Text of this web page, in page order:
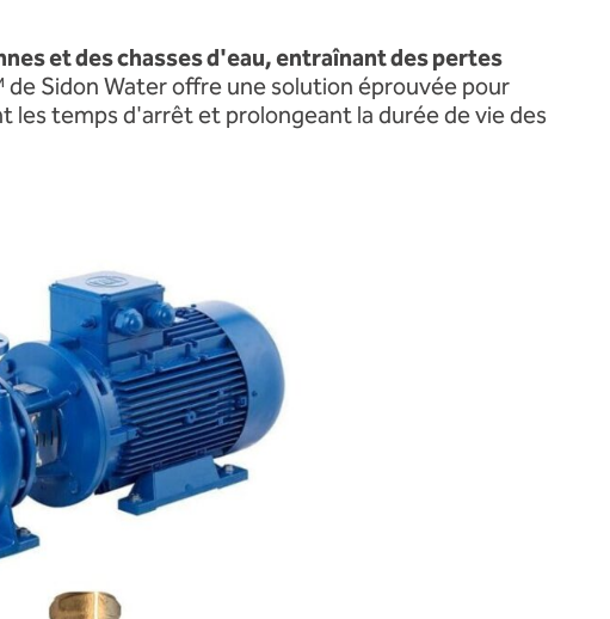
et des chasses d'eau, entraînant des pertes
Sidon Water offre une solution éprouvée pour
temps d'arrêt et prolongeant la durée de vie des